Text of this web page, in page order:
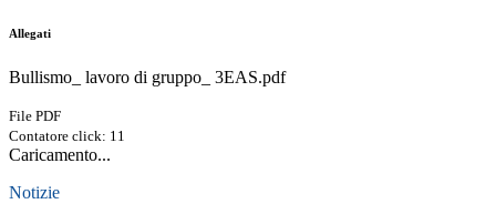
Allegati
Bullismo_ lavoro di gruppo_ 3EAS.pdf
File PDF
Contatore click: 11
Caricamento...
Notizie